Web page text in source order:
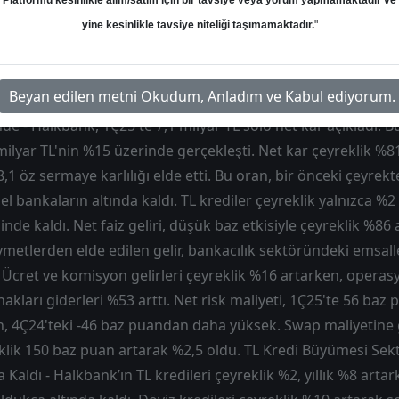
Hedef: 24.00 ₺ Potansiyel: %0.00
- Halkbank, 1Ç25'te 7,1 milyar TL solo net kar açıkladı.
TL'nin %15 üzerinde gerçekleşti. Net kar çeyreklik
öz sermaye karlılığı elde etti. Bu oran, bir önceki
bankaların altında kaldı. TL krediler çeyreklik yalnızca
kaldı. Net faiz geliri, düşük baz etkisiyle çeyreklik %86
elde edilen gelir, bankacılık sektöründeki
ve komisyon gelirleri çeyreklik %16 artarken,
giderleri %53 arttı. Net risk maliyeti, 1Ç25'te 56 baz
4Ç24'teki -46 baz puandan daha yüksek. Swap
150 baz puan artarak %2,5 oldu. TL Kredi Büyümesi
Kaldı - Halkbank’ın TL kredileri çeyreklik %2, yıllık %8
yine kesinlikle tavsiye niteliği taşımamaktadır."
Beyan edilen metni Okudum, Anladım ve Kabul ediyorum.